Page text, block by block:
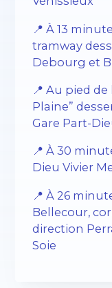
📍 À 13
tramway
Debourg et
📍 Au pied
Plaine”
Gare Part-
📍 À 30
Dieu Vivier
📍 À 26
Bellecour,
direction
Soie